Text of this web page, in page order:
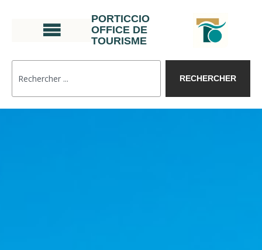
PORTICCIO
OFFICE DE
TOURISME
RECHERCHER